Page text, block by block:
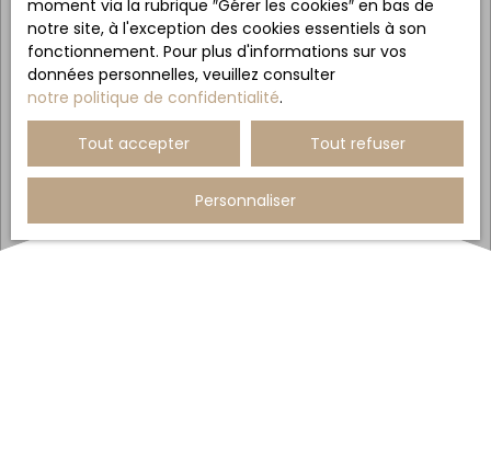
moment via la rubrique ″Gérer les cookies″ en bas de
notre site, à l'exception des cookies essentiels à son
fonctionnement. Pour plus d'informations sur vos
données personnelles, veuillez consulter
notre politique de confidentialité.
Tout accepter Tout refuser
Personnaliser